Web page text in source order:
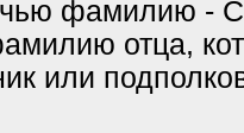
фамилию -
отца,
или